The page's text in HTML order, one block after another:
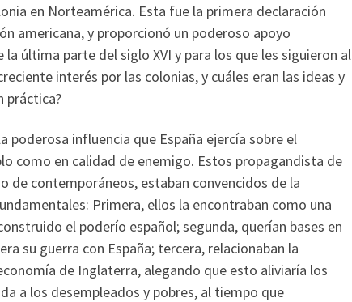
en Norteamérica. Esta fue la primera declaración
americana, y proporcionó un poderoso apoyo
última parte del siglo XVI y para los que les siguieron al
interés por las colonias, y cuáles eran las ideas y
práctica?
poderosa influencia que España ejercía sobre el
como en calidad de enemigo. Estos propagandista de
de contemporáneos, estaban convencidos de la
Primera, ellos la encontraban como una
el poderío español; segunda, querían bases en
su guerra con España; tercera, relacionaban la
de Inglaterra, alegando que esto aliviaría los
a los desempleados y pobres, al tiempo que